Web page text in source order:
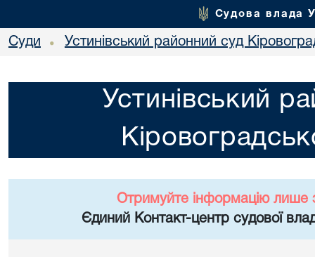
Судова влада
Суди • Устинівський районний суд
Устинівський
Отримуйте інформацію лише
Єдиний Контакт-центр судової